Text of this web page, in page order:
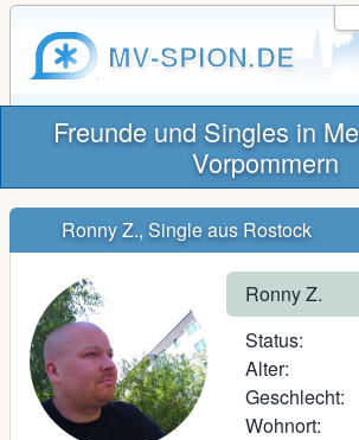
MV-SPION.DE
Freunde und Singles in
Vorpommern
Ronny Z., Single aus Rostock
Ronny Z.
Status:
Alter:
Geschlecht:
Wohnort: